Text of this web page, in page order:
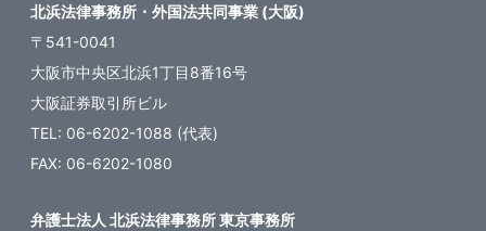
北浜法律事務所・外国法共同事業 (大阪)
〒541-0041
大阪市中央区北浜1丁目8番16号
大阪証券取引所ビル
TEL: 06-6202-1088 (代表)
FAX: 06-6202-1080
弁護士法人 北浜法律事務所 東京事務所